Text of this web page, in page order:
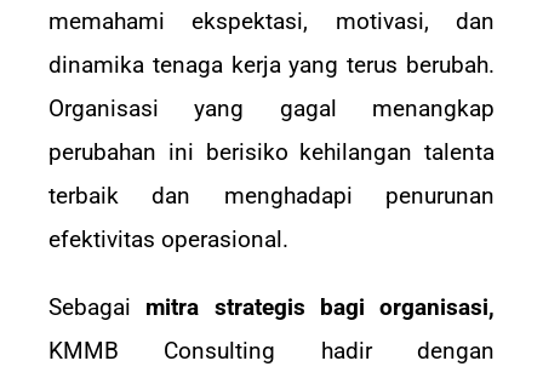
memahami ekspektasi, motivasi, dan
dinamika tenaga kerja yang terus berubah.
Organisasi yang gagal menangkap
perubahan ini berisiko kehilangan talenta
terbaik dan menghadapi penurunan
efektivitas operasional.
Sebagai mitra strategis bagi organisasi,
KMMB Consulting hadir dengan